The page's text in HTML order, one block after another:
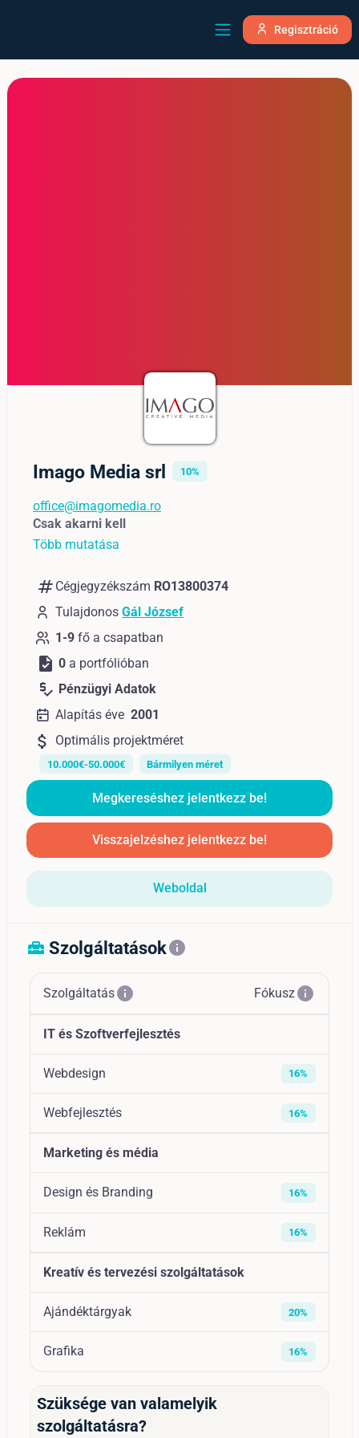
Regisztráció
Imago Media srl 10%
office@imagomedia.ro
Csak akarni kell
Több mutatása
numbers Cégjegyzékszám RO13800374
Tulajdonos Gál József
1-9 fő a csapatban
task 0 a portfólióban
price_check Pénzügyi Adatok
Alapítás éve 2001
attach_money Optimális projektméret
10.000€-50.000€ Bármilyen méret
Megkereséshez jelentkezz be!
Visszajelzéshez jelentkezz be!
Weboldal
home_repair_service Szolgáltatásokinfo
Szolgáltatásinfo Fókuszinfo
IT és Szoftverfejlesztés
Webdesign 16%
Webfejlesztés 16%
Marketing és média
Design és Branding 16%
Reklám 16%
Kreatív és tervezési szolgáltatások
Ajándéktárgyak 20%
Grafika 16%
Szüksége van valamelyik
szolgáltatásra?